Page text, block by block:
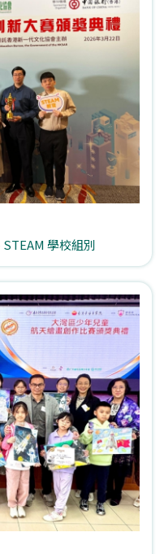
學校組別